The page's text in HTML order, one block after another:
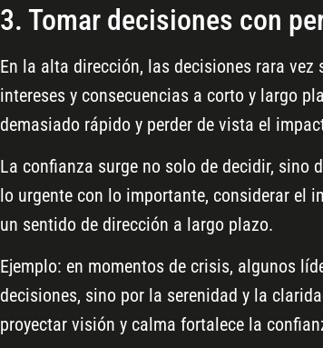
3. Tomar decisiones con
En la alta dirección, las decisiones rara
intereses y consecuencias a corto y largo
demasiado rápido y perder de vista el
La confianza surge no solo de decidir, sino
lo urgente con lo importante, considerar el
un sentido de dirección a largo plazo.
Ejemplo: en momentos de crisis, algunos
decisiones, sino por la serenidad y la
proyectar visión y calma fortalece la